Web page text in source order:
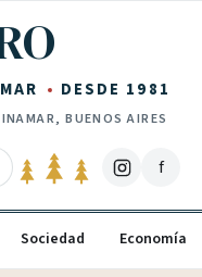
DESDE 1981
BUENOS AIRES
f
Sociedad Economía